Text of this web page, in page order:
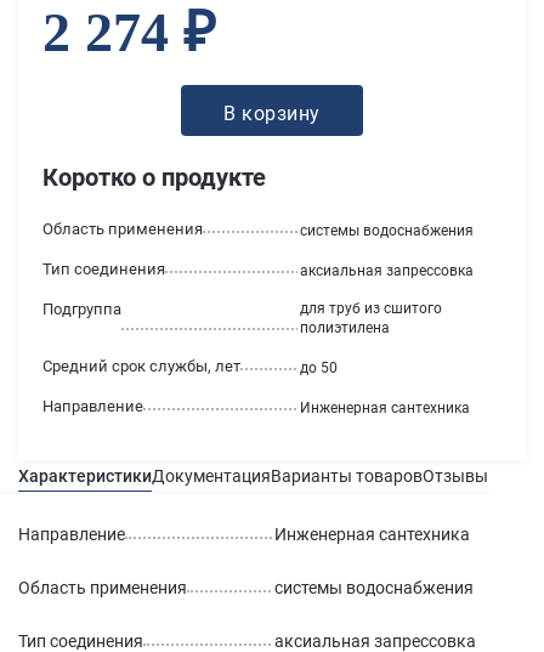
Коротко о продукте
Направление Инженерная сантехника
Область применения системы водоснабжения
Тип соединения аксиальная запрессовка
Подгруппа
для труб из сшитого
полиэтилена
Средний срок службы, лет до 50
2 274 ₽
В корзину
ХарактеристикиДокументацияВарианты товаровОтзывы
Направление Инженерная сантехника
Область применения системы водоснабжения
Тип соединения аксиальная запрессовка